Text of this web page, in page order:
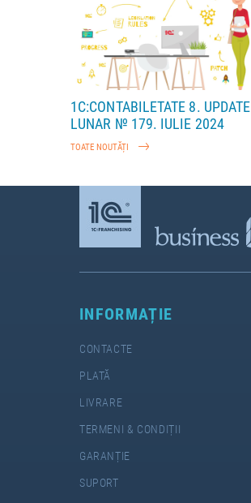
1C:CONTABILETATE 8. UPDATE
LUNAR № 179. IULIE 2024
TOATE NOUTĂȚI
INFORMAȚIE
CONTACTE
PLATĂ
LIVRARE
TERMENI & CONDIȚII
GARANȚIE
SUPORT